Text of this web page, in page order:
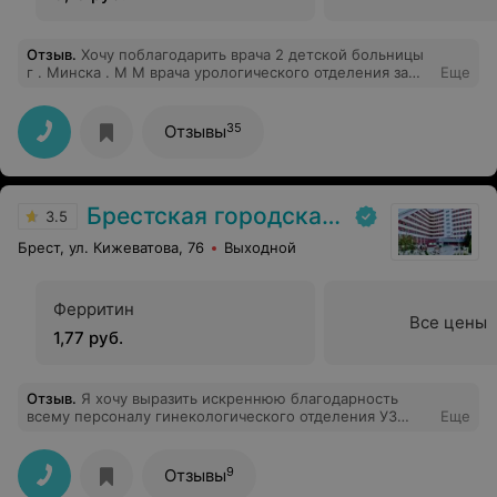
Отзыв. Хочу поблагодарить врача 2 детской больницы
г . Минска . М М врача урологического отделения за
быстро, четко и по делу!
Еще
Отзывы35
3.5 Брестская городская больница № 1
Брест, ул. Кижеватова, 76 Выходной
Ферритин
1,77 руб.
Все цены
Отзыв. Я хочу выразить искреннюю благодарность
всему персоналу гинекологического отделения УЗ
профессионализм, чуткость и внимательное
отношение. Огромное спасибо моему лечащему врачу
— Анатолию Михайловичу за проведённую операцию,
Еще
Отзывы9